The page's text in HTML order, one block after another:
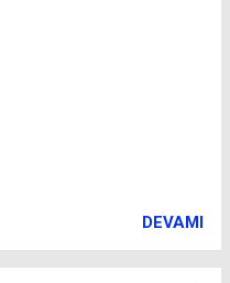
DEVAMI